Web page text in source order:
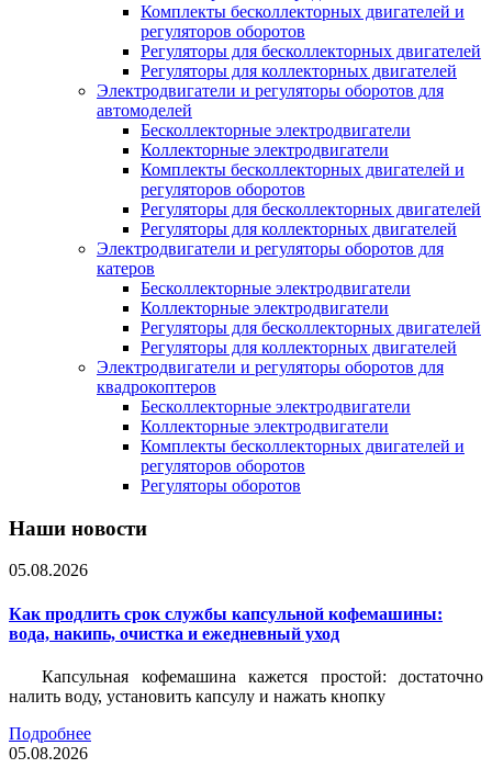
Комплекты бесколлекторных двигателей и
регуляторов оборотов
Регуляторы для бесколлекторных двигателей
Регуляторы для коллекторных двигателей
Электродвигатели и регуляторы оборотов для
автомоделей
Бесколлекторные электродвигатели
Коллекторные электродвигатели
Комплекты бесколлекторных двигателей и
регуляторов оборотов
Регуляторы для бесколлекторных двигателей
Регуляторы для коллекторных двигателей
Электродвигатели и регуляторы оборотов для
катеров
Бесколлекторные электродвигатели
Коллекторные электродвигатели
Регуляторы для бесколлекторных двигателей
Регуляторы для коллекторных двигателей
Электродвигатели и регуляторы оборотов для
квадрокоптеров
Бесколлекторные электродвигатели
Коллекторные электродвигатели
Комплекты бесколлекторных двигателей и
регуляторов оборотов
Регуляторы оборотов
Наши новости
05.08.2026
Как продлить срок службы капсульной кофемашины:
вода, накипь, очистка и ежедневный уход
Капсульная кофемашина кажется простой: достаточно
налить воду, установить капсулу и нажать кнопку
Подробнее
05.08.2026